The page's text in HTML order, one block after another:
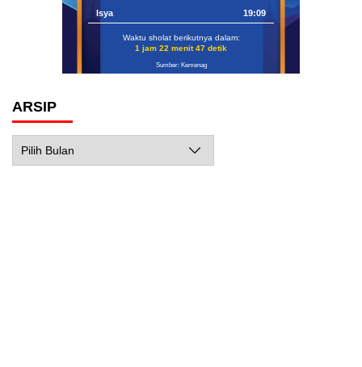
Isya 19:09
Waktu sholat berikutnya dalam:
1 jam 22 menit 46 detik
Sumber: Kemenag
ARSIP